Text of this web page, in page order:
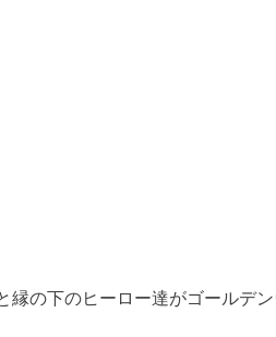
縁の下のヒーロー達がゴールデ